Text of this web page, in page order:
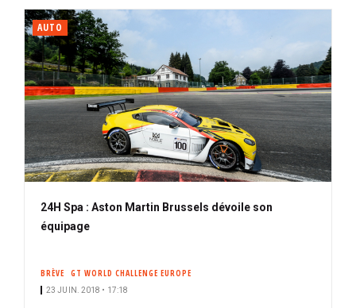
AUTO
24H Spa : Aston Martin Brussels dévoile son
équipage
BRÈVE GT WORLD CHALLENGE EUROPE
23 JUIN. 2018 • 17:18